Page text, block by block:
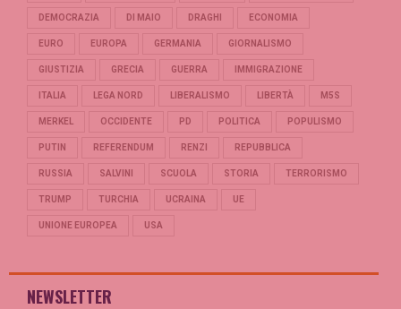
DEMOCRAZIA DI MAIO DRAGHI ECONOMIA
EURO EUROPA GERMANIA GIORNALISMO
GIUSTIZIA GRECIA GUERRA IMMIGRAZIONE
ITALIA LEGA NORD LIBERALISMO LIBERTÀ M5S
MERKEL OCCIDENTE PD POLITICA POPULISMO
PUTIN REFERENDUM RENZI REPUBBLICA
RUSSIA SALVINI SCUOLA STORIA TERRORISMO
TRUMP TURCHIA UCRAINA UE
UNIONE EUROPEA USA
NEWSLETTER